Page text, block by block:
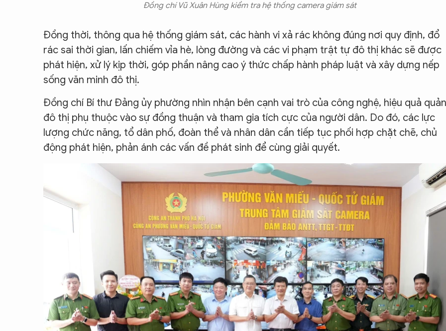
Đồng chí Vũ Xuân Hùng kiểm tra hệ thống camera giám sát
Đồng thời, thông qua hệ thống giám sát, các hành vi xả rác không đúng nơi quy định, đổ
rác sai thời gian, lấn chiếm vỉa hè, lòng đường và các vi phạm trật tự đô thị khác sẽ được
phát hiện, xử lý kịp thời, góp phần nâng cao ý thức chấp hành pháp luật và xây dựng nếp
sống văn minh đô thị.
Đồng chí Bí thư Đảng ủy phường nhìn nhận bên cạnh vai trò của công nghệ, hiệu quả
đô thị phụ thuộc vào sự đồng thuận và tham gia tích cực của người dân. Do đó, các lực
lượng chức năng, tổ dân phố, đoàn thể và nhân dân cần tiếp tục phối hợp chặt chẽ, chủ
động phát hiện, phản ánh các vấn đề phát sinh để cùng giải quyết.